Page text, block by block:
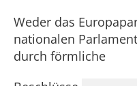
Weder das
nationalen
durch förmliche